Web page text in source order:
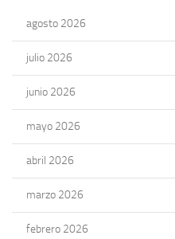
agosto 2026
julio 2026
junio 2026
mayo 2026
abril 2026
marzo 2026
febrero 2026